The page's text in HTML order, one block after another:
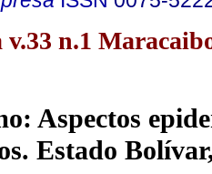
v.33 n.1
Aspectos
Estado